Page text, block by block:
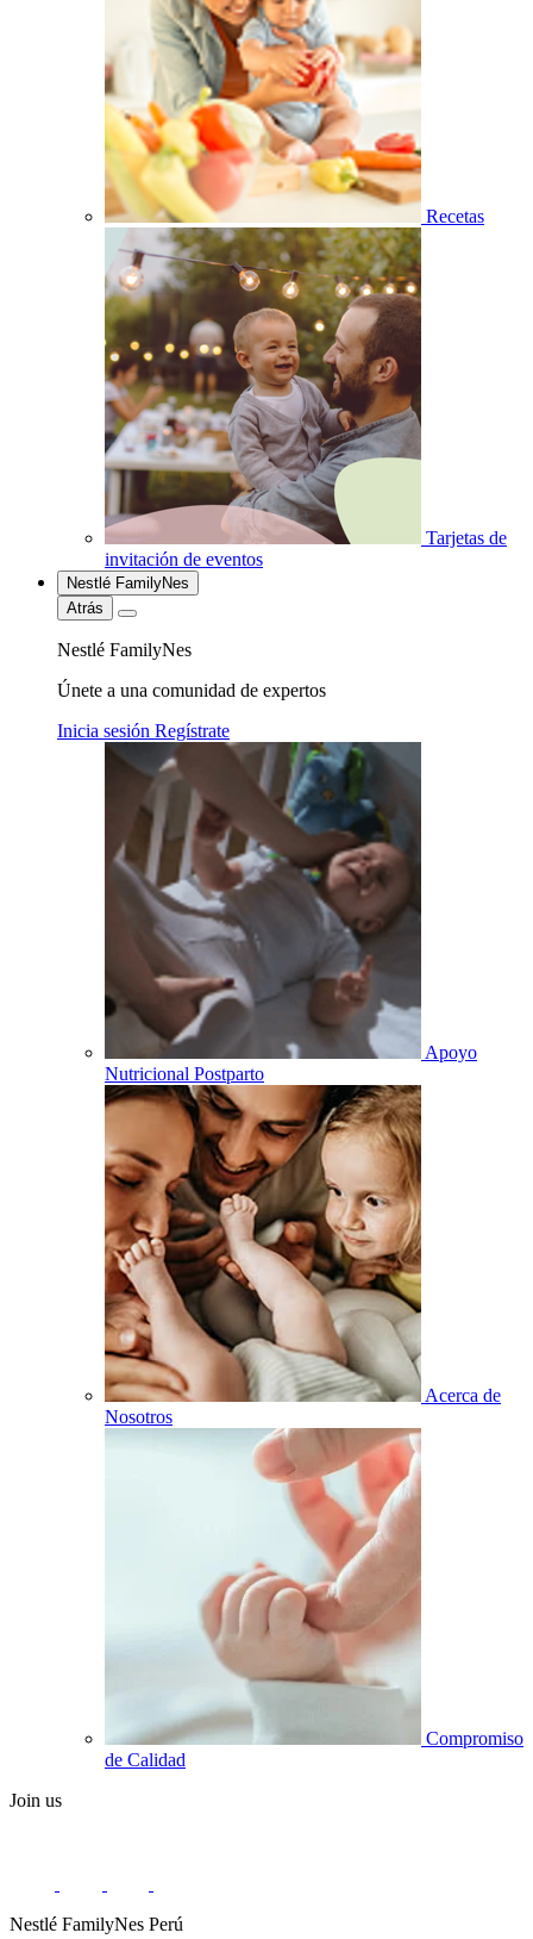
Recetas
Tarjetas de
invitación de eventos
Nestlé FamilyNes
Atrás
Nestlé FamilyNes
Únete a una comunidad de expertos
Inicia sesión Regístrate
Apoyo
Nutricional Postparto
Acerca de
Nosotros
Compromiso
de Calidad
Join us
Nestlé FamilyNes Perú